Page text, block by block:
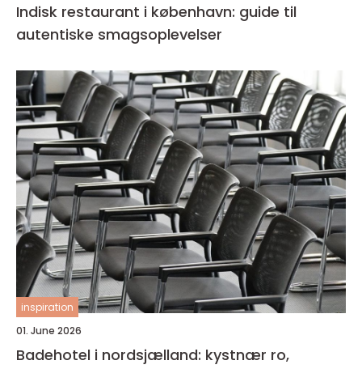
Indisk restaurant i københavn: guide til
autentiske smagsoplevelser
inspiration
01. June 2026
Badehotel i nordsjælland: kystnær ro,